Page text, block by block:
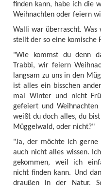
finden kann, habe ich die
Weihnachten oder feiern
Walli war überrascht. Was
stellt der so eine komische
"Wie kommst du denn
Trabbi, wir feiern
langsam zu uns in den
ist alles ein bisschen
mal Winter und nicht
gefeiert und
weißt du doch alles, du
Müggelwald, oder nicht?"
"Ja, der möchte ich
auch nicht alles wissen.
gekommen, weil ich
nicht finden kann. Und
draußen in der Natur.